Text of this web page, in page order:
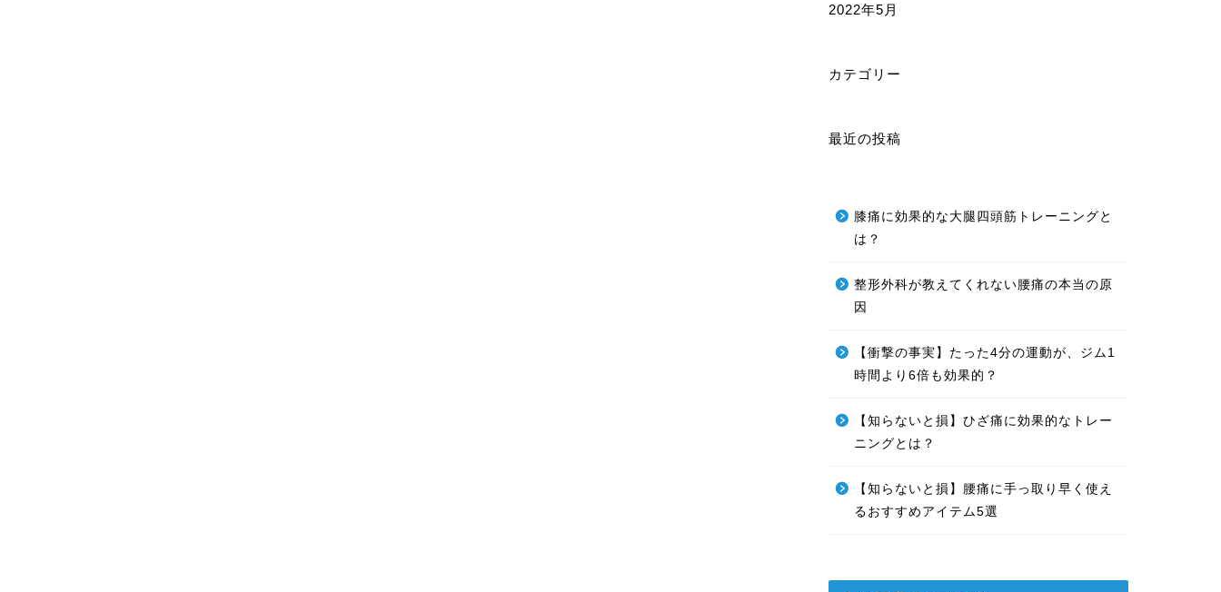
2022年5月
カテゴリー
最近の投稿
膝痛に効果的な大腿四頭筋トレーニングと
は？
整形外科が教えてくれない腰痛の本当の原
因
【衝撃の事実】たった4分の運動が、ジム1
時間より6倍も効果的？
【知らないと損】ひざ痛に効果的なトレー
ニングとは？
【知らないと損】腰痛に手っ取り早く使え
るおすすめアイテム5選